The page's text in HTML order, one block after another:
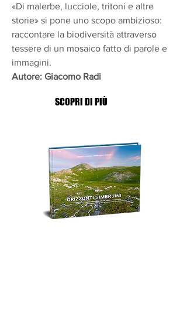
«Di malerbe, lucciole, tritoni e altre
storie» si pone uno scopo ambizioso:
raccontare la biodiversità attraverso
tessere di un mosaico fatto di parole e
immagini.
Autore: Giacomo Radi
SCOPRI DI PIÙ